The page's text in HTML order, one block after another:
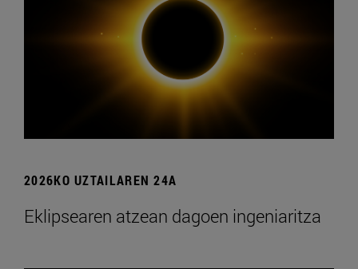
2026KO UZTAILAREN 24A
Eklipsearen atzean dagoen ingeniaritza